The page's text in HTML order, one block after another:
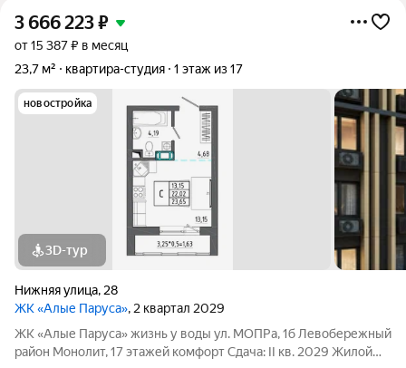
3 666 223₽
от 15 387 ₽ в месяц
23,7 м²
квартира-студия 1 этаж из 17
новостройка
3D-тур
Нижняя улица, 28
ЖК «Алые Паруса», 2 квартал 2029
ЖК «Алые Паруса» жизнь у воды ул. МОПРа, 1б Левобережный
район Монолит, 17 этажей комфорт Сдача: II кв. 2029 Жилой